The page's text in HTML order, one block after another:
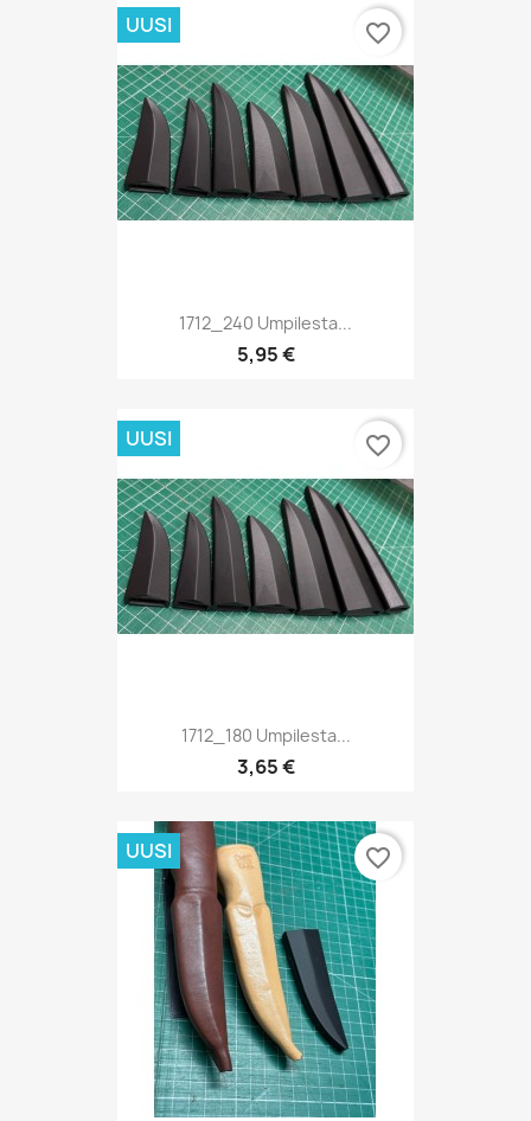
1712_240 Umpilesta...
5,95 €
UUSI favorite_border
1712_180 Umpilesta...
3,65 €
UUSI favorite_border
UUSI favorite_border